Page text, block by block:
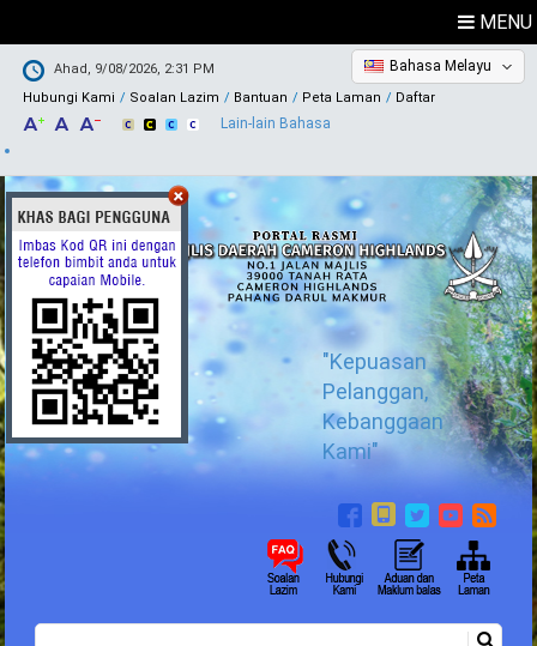
MENU
Ahad, 9/08/2026, 2:31 PM
Hubungi Kami
Soalan Lazim Bantuan Peta Laman Daftar
Bahasa Melayu
Lain-lain Bahasa
"Kepuasan
Pelanggan,
Kebanggaan
Kami"